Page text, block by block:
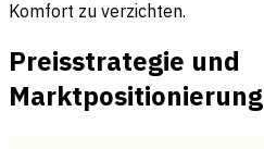
Komfort zu verzichten.
Preisstrategie und
Marktpositionierung